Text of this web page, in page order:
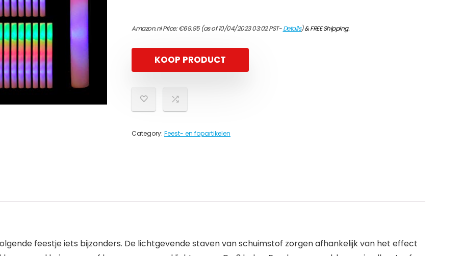
Amazon.nl Price:€69.95(as of 10/04/2023 03:02 PST-Details)&FREE Shipping.
KOOP PRODUCT
Category: Feest- en fopartikelen
feestje iets bijzonders. De lichtgevende staven van schuimstof zorgen afhankelijk van het effect